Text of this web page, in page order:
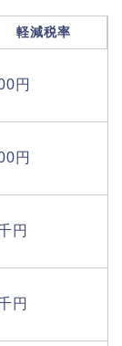
軽減税率
円
円
円
円